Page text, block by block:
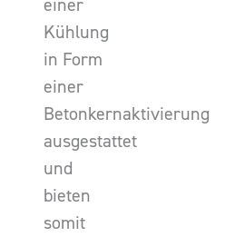
einer
Kühlung
in Form
einer
Betonkernaktivierung
ausgestattet
und
bieten
somit